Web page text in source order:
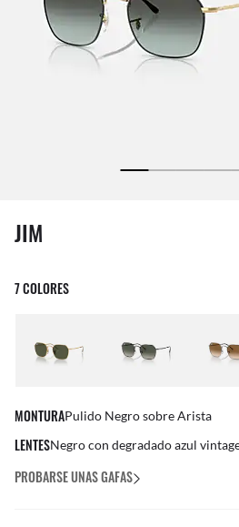
1 artículo ha sido eliminado a tu lista
JIM
7 COLORES
MONTURAPulido Negro sobre Arista
LENTESNegro con degradado azul
PROBARSE UNAS GAFAS